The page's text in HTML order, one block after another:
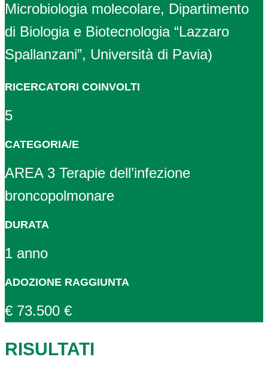
Microbiologia molecolare, Dipartimento
di Biologia e Biotecnologia “Lazzaro
Spallanzani”, Università di Pavia)
RICERCATORI COINVOLTI
5
CATEGORIA/E
AREA 3 Terapie dell’infezione
broncopolmonare
DURATA
1 anno
ADOZIONE RAGGIUNTA
€ 73.500 €
RISULTATI